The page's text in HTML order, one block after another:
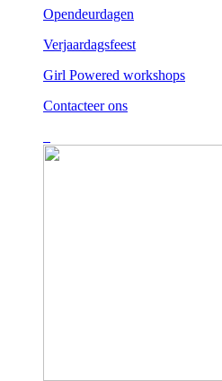
Opendeurdagen
Verjaardagsfeest
Girl Powered workshops
Contacteer ons